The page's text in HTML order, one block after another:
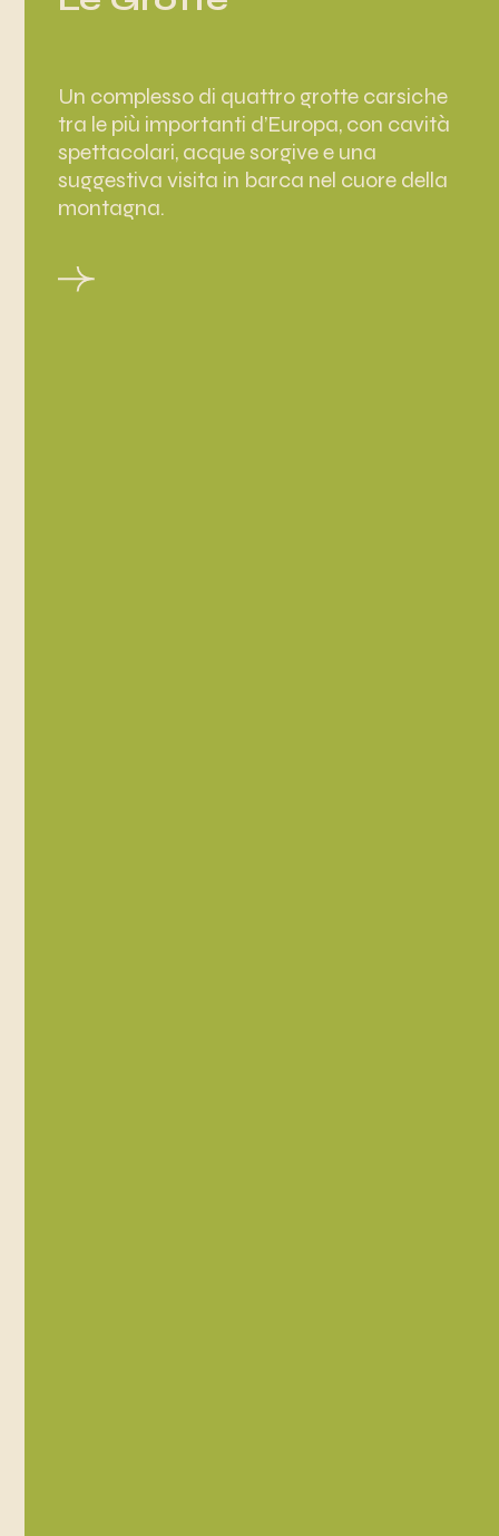
Un complesso di quattro grotte carsiche
tra le più importanti d’Europa, con cavità
spettacolari, acque sorgive e una
suggestiva visita in barca nel cuore della
montagna.